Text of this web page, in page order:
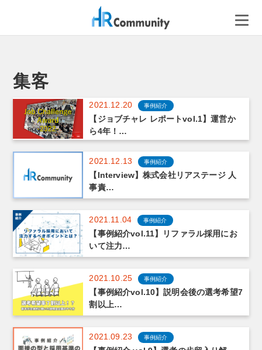
テ
集客
2021.12.20 事例紹介
【ジョブチャレ レポートvol.1】運営か
ら4年！…
2021.12.13 事例紹介
【Interview】株式会社リアステージ 人
事責…
2021.11.04 事例紹介
【事例紹介vol.11】リファラル採用にお
いて注力…
2021.10.25 事例紹介
【事例紹介vol.10】説明会後の選考希望7
割以上…
2021.09.23 事例紹介